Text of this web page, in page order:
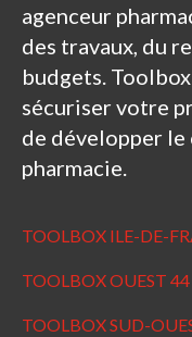
agenceur
des travaux, du
budgets.
sécuriser votre
de développer
pharmacie.
TOOLBOX ILE-DE-
TOOLBOX OUEST
TOOLBOX SUD-